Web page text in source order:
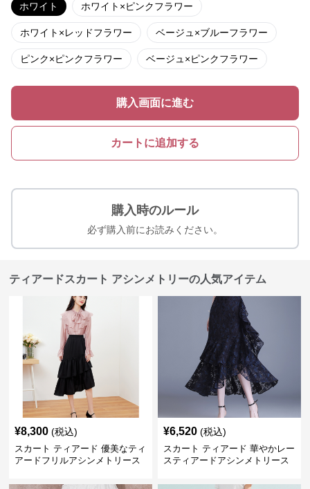
ホワイト ホワイト×ピンクフラワー
ホワイト×レッドフラワー ベージュ×ブルーフラワー
ピンク×ピンクフラワー ベージュ×ピンクフラワー
購入画面に進む
カートに追加する
購入時のルール
必ず購入前にお読みください。
ティアードスカート アシンメトリーの人気アイテム
¥8,300 (税込)
スカート ティアード 優美なティ
アードフリルアシンメトリース
¥6,520 (税込)
スカート ティアード 華やかレー
スティアードアシンメトリース